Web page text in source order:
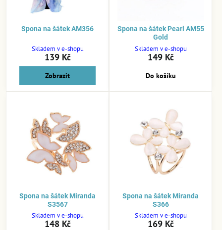
Spona na šátek AM356
Skladem v e-shopu
139 Kč
Zobrazit
Spona na šátek Pearl AM55
Gold
Skladem v e-shopu
149 Kč
Do košíku
Spona na šátek Miranda
S3567
Skladem v e-shopu
148 Kč
Spona na šátek Miranda
S366
Skladem v e-shopu
169 Kč